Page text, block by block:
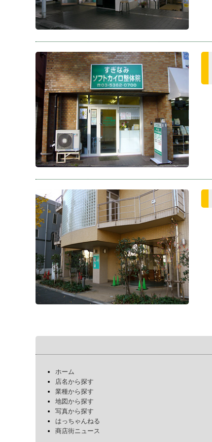
ホーム
店名から探す
業種から探す
地図から探す
写真から探す
はっちゃんねる
商店街ニュース